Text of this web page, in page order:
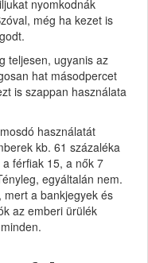
nyomkodnák
még ha kezet is
teljesen, ugyanis az
hat másodpercet
is szappan használata
használatát
kb. 61 százaléka
férfiak 15, a nők 7
egyáltalán nem.
mert a bankjegyek és
az emberi ürülék